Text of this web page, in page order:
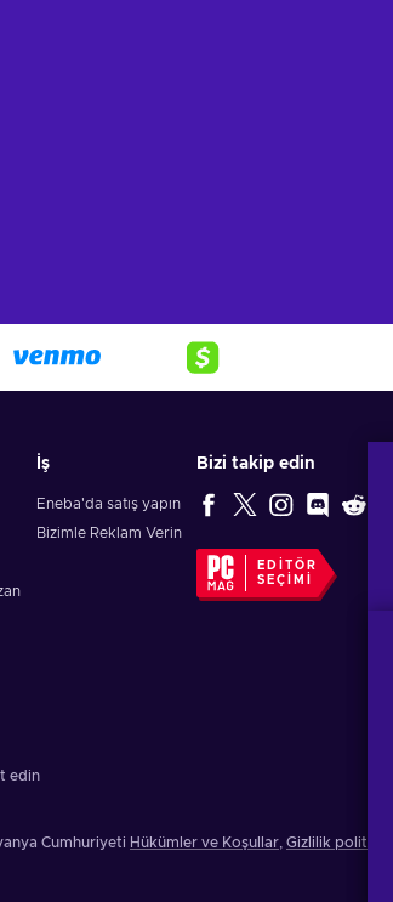
İş
Eneba'da satış yapın
Bizimle Reklam Verin
Bizi takip edin
EDITÖR
SEÇIMI
edin
Cumhuriyeti Hükümler ve Koşullar Gizlilik politikası